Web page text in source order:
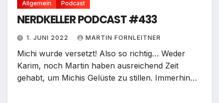
Allgemein Podcast
NERDKELLER PODCAST #433
1. JUNI 2022 MARTIN FORNLEITNER
Michi wurde versetzt! Also so richtig… Weder
Karim, noch Martin haben ausreichend Zeit
gehabt, um Michis Gelüste zu stillen. Immerhin…